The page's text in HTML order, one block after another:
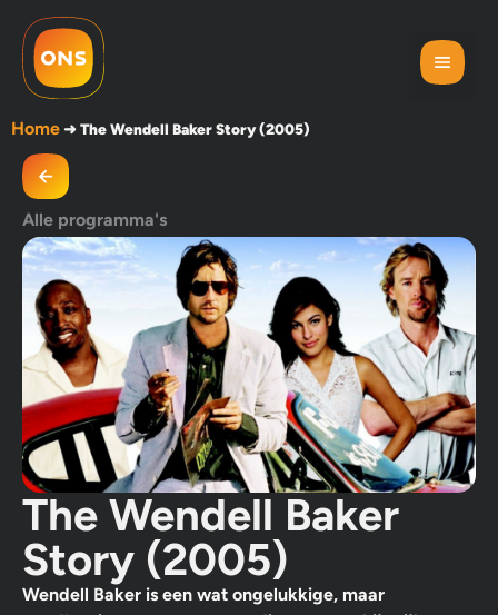
Home➜The Wendell Baker Story (2005)
Alle programma's
The Wendell Baker
Story (2005)
Wendell Baker is een wat ongelukkige, maar